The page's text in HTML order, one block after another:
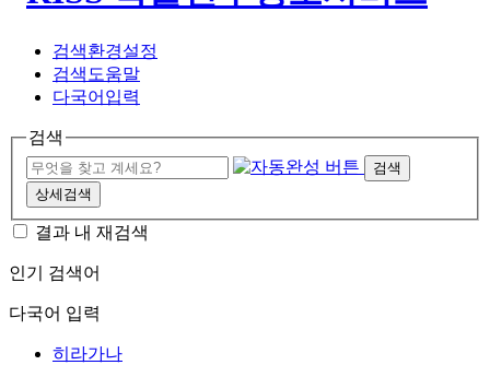
검색환경설정
검색도움말
다국어입력
검색
검색
상세검색
결과 내 재검색
인기 검색어
다국어 입력
히라가나